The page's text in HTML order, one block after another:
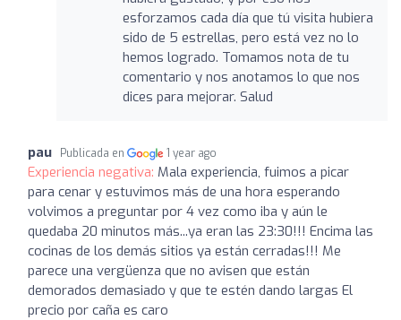
esforzamos cada día que tú visita hubiera
sido de 5 estrellas, pero está vez no lo
hemos logrado. Tomamos nota de tu
comentario y nos anotamos lo que nos
dices para mejorar. Salud
pau Publicada en 1 year ago
Experiencia negativa: Mala experiencia, fuimos a picar
para cenar y estuvimos más de una hora esperando
volvimos a preguntar por 4 vez como iba y aún le
quedaba 20 minutos más...ya eran las 23:30!!! Encima las
cocinas de los demás sitios ya están cerradas!!! Me
parece una vergüenza que no avisen que están
demorados demasiado y que te estén dando largas El
precio por caña es caro